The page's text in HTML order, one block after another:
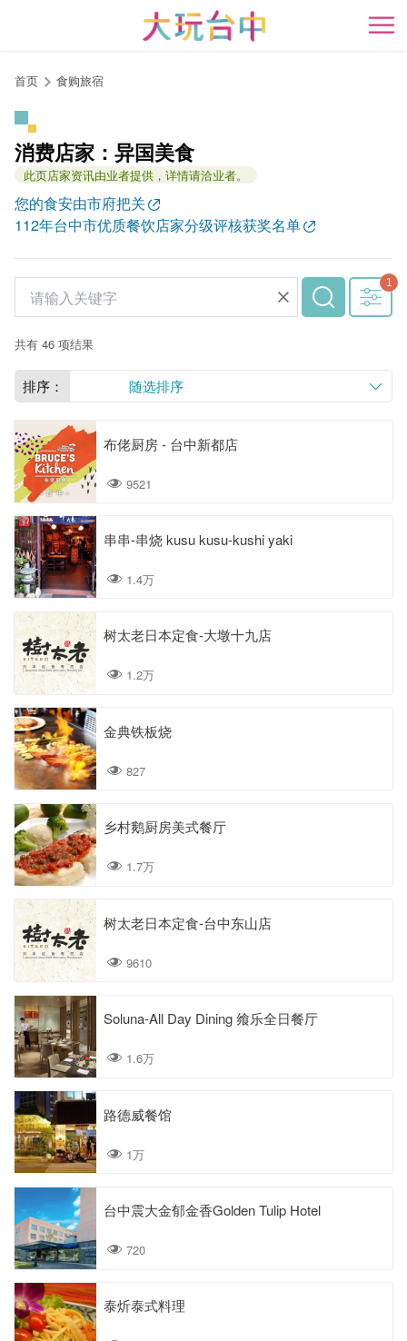
开
首页 食购旅宿
消费店家：异国美食
此页店家资讯由业者提供，详情请洽业者。
您的食安由市府把关
112年台中市优质餐饮店家分级评核获奖名单
共有 46 项结果
排序： 随选排序
布佬厨房 - 台中新都店
9521
串串-串烧 kusu kusu-kushi yaki
1.4万
树太老日本定食-大墩十九店
1.2万
金典铁板烧
827
乡村鹅厨房美式餐厅
1.7万
树太老日本定食-台中东山店
9610
Soluna-All Day Dining 飨乐全日餐厅
1.6万
路德威餐馆
1万
台中震大金郁金香Golden Tulip Hotel
720
泰炘泰式料理